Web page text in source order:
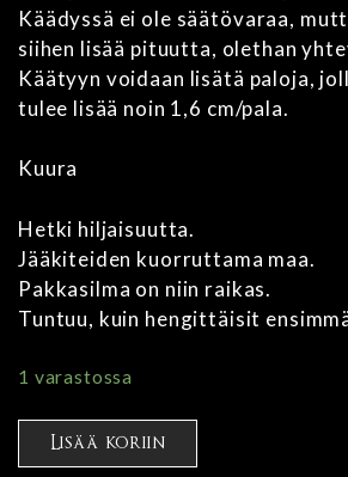
Käädyssä ei ole säätövaraa,
siihen lisää pituutta, olethan
Käätyyn voidaan lisätä paloja,
tulee lisää noin 1,6 cm/pala.
Kuura
Hetki hiljaisuutta.
Jääkiteiden kuorruttama maa.
Pakkasilma on niin raikas.
Tuntuu, kuin hengittäisit
1 varastossa
Kuura
kääty
Lisää koriin